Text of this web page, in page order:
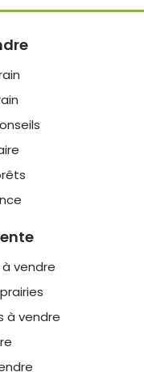
vendre
à vendre